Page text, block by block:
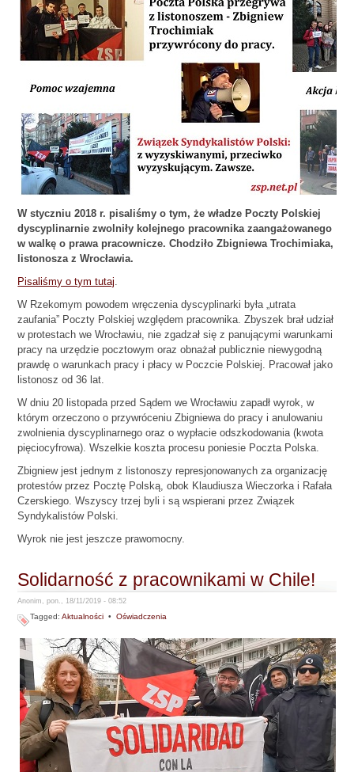
W styczniu 2018 r. pisaliśmy o tym, że władze Poczty Polskiej
dyscyplinarnie zwolniły kolejnego pracownika zaangażowanego
w walkę o prawa pracownicze. Chodziło Zbigniewa Trochimiaka,
listonosza z Wrocławia.
Pisaliśmy o tym tutaj.
W Rzekomym powodem wręczenia dyscyplinarki była „utrata
zaufania” Poczty Polskiej względem pracownika. Zbyszek brał udział
w protestach we Wrocławiu, nie zgadzał się z panującymi warunkami
pracy na urzędzie pocztowym oraz obnażał publicznie niewygodną
prawdę o warunkach pracy i płacy w Poczcie Polskiej. Pracował jako
listonosz od 36 lat.
W dniu 20 listopada przed Sądem we Wrocławiu zapadł wyrok, w
którym orzeczono o przywróceniu Zbigniewa do pracy i anulowaniu
zwolnienia dyscyplinarnego oraz o wypłacie odszkodowania (kwota
pięciocyfrowa). Wszelkie koszta procesu poniesie Poczta Polska.
Zbigniew jest jednym z listonoszy represjonowanych za organizację
protestów przez Pocztę Polską, obok Klaudiusza Wieczorka i Rafała
Czerskiego. Wszyscy trzej byli i są wspierani przez Związek
Syndykalistów Polski.
Wyrok nie jest jeszcze prawomocny.
Solidarność z pracownikami w Chile!
Anonim, pon., 18/11/2019 - 08:52
Tagged:Aktualności •Oświadczenia